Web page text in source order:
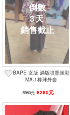
3天
BAPE 女版 滿版噴墨迷彩
MA-1棒球外套
15980元 8280元